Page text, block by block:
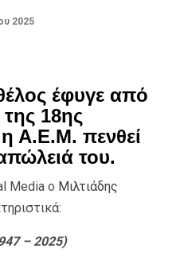
2025
έφυγε από
18ης
η Α.Ε.Μ. πενθεί
του.
Media ο Μιλτιάδης
– 2025)